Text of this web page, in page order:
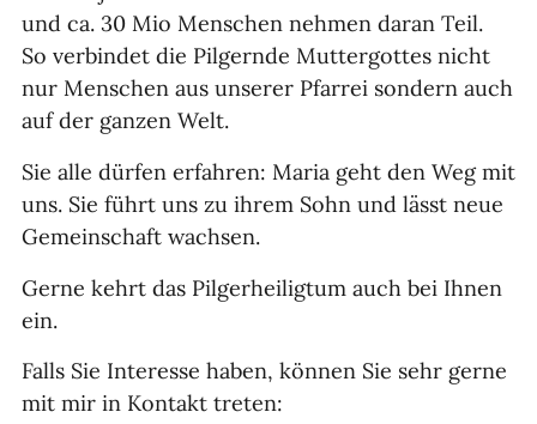
und ca. 30 Mio Menschen nehmen daran Teil.
So verbindet die Pilgernde Muttergottes nicht
nur Menschen aus unserer Pfarrei sondern auch
auf der ganzen Welt.
Sie alle dürfen erfahren: Maria geht den Weg mit
uns. Sie führt uns zu ihrem Sohn und lässt neue
Gemeinschaft wachsen.
Gerne kehrt das Pilgerheiligtum auch bei Ihnen
ein.
Falls Sie Interesse haben, können Sie sehr gerne
mit mir in Kontakt treten: